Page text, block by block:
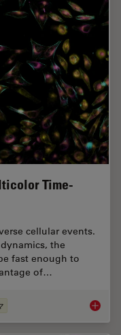
Time-
cellular events.
the
fast enough to
of…
How to